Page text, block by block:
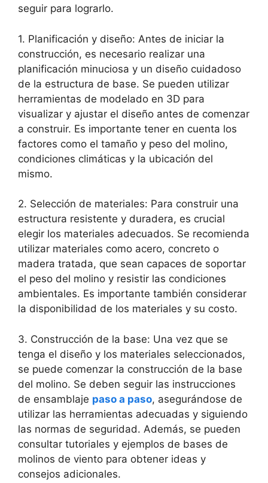
seguir para lograrlo.
1. Planificación y diseño: Antes de iniciar la
construcción, es necesario realizar una
planificación minuciosa y un diseño cuidadoso
de la estructura de base. Se pueden utilizar
herramientas de modelado en 3D para
visualizar y ajustar el diseño antes de comenzar
a construir. Es importante tener en cuenta los
factores como el tamaño y peso del molino,
condiciones climáticas y la ubicación del
mismo.
2. Selección de materiales: Para construir una
estructura resistente y duradera, es crucial
elegir los materiales adecuados. Se recomienda
utilizar materiales como acero, concreto o
madera tratada, que sean capaces de soportar
el peso del molino y resistir las condiciones
ambientales. Es importante también considerar
la disponibilidad de los materiales y su costo.
3. Construcción de la base: Una vez que se
tenga el diseño y los materiales seleccionados,
se puede comenzar la construcción de la base
del molino. Se deben seguir las instrucciones
de ensamblaje paso a paso, asegurándose de
utilizar las herramientas adecuadas y siguiendo
las normas de seguridad. Además, se pueden
consultar tutoriales y ejemplos de bases de
molinos de viento para obtener ideas y
consejos adicionales.